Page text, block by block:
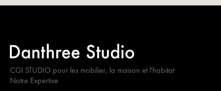
CGI STUDIO pour les mobilier, la maison et l'habitat
Notre Expertise